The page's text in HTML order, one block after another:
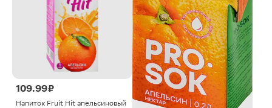
109.99 ₽
Напиток Fruit Hit апельсиновый